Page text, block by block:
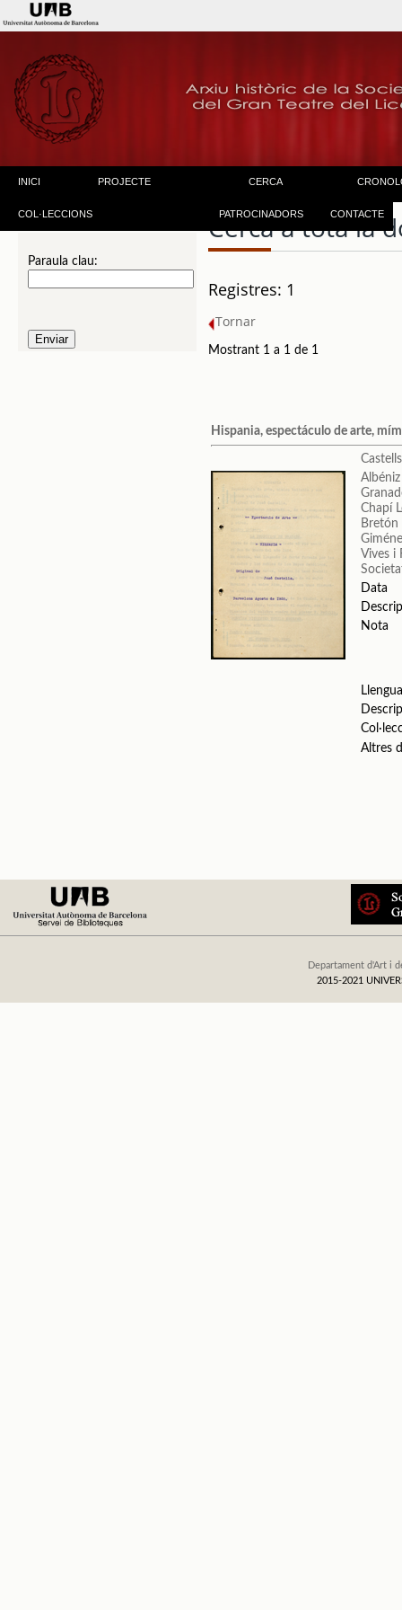
INICI PROJECTE CERCA
COL·LECCIONS PATROCINADORS CONTACTE
Paraula clau:
Cerca a tota la
Registres: 1
Tornar
Mostrant 1 a 1 de 1
Hispania, espectáculo de arte,
Chapí
Bretón
Vives i
Data
Nota
Altres
Departament d'Art i
2015-2021